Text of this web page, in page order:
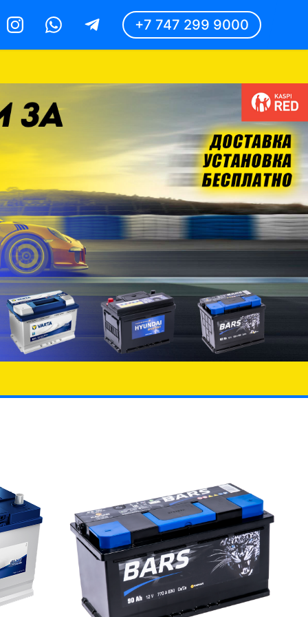
InstagramWhatsappTelegram +7 747 299 9000